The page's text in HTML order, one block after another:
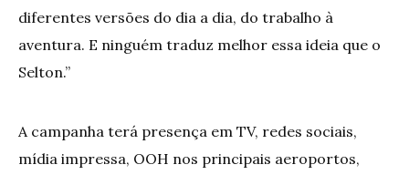
diferentes versões do dia a dia, do trabalho à
aventura. E ninguém traduz melhor essa ideia que o
Selton.”
A campanha terá presença em TV, redes sociais,
mídia impressa, OOH nos principais aeroportos,